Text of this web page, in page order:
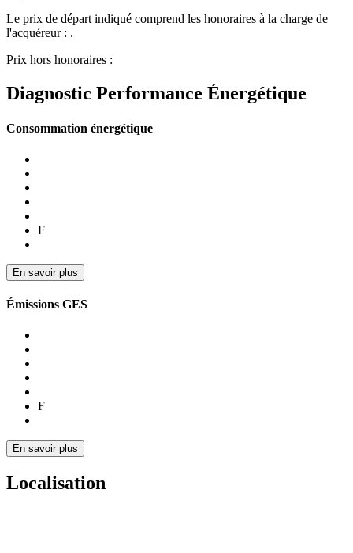
Le prix de départ indiqué comprend les honoraires à la charge de
l'acquéreur : .
Prix hors honoraires :
Diagnostic Performance Énergétique
Consommation énergétique
F
En savoir plus
Émissions GES
F
En savoir plus
Localisation